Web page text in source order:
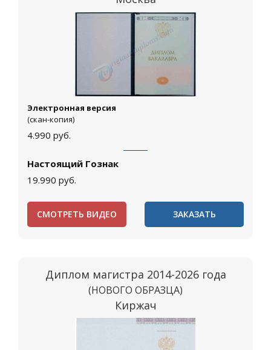
Электронная версия
(скан-копия)
4.990 руб.
Настоящий Гознак
19.990 руб.
СМОТРЕТЬ ВИДЕО ЗАКАЗАТЬ
Диплом магистра 2014-2026 года
(НОВОГО ОБРАЗЦА)
Киржач